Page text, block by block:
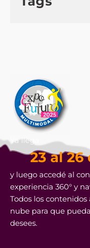
Ya llega
23 al
y luego accedé al
experiencia 360° y
Todos los
nube para que
desees.